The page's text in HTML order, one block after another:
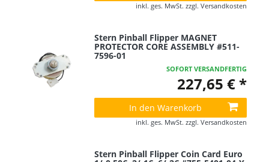
inkl. ges. MwSt. zzgl. Versandkosten
Stern Pinball Flipper MAGNET
PROTECTOR CORE ASSEMBLY #511-
7596-01
SOFORT VERSANDFERTIG
227,65 € *
In den Warenkorb
inkl. ges. MwSt. zzgl. Versandkosten
Stern Pinball Flipper Coin Card Euro